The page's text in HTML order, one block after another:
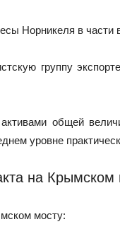
Норникеля в
группу
общей
уровне
на Крымском
мосту: